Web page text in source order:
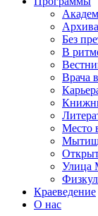
Без
В
Врача
Место
Улица
Краеведение
О нас